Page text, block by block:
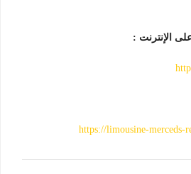
الإنترنت :
https://limousine-merceds-